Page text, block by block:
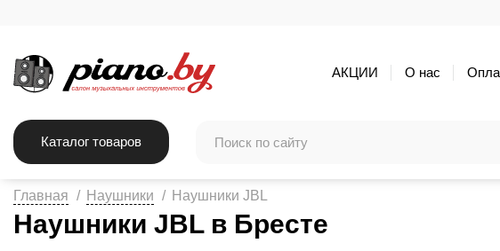
АКЦИИ О нас
Каталог товаров
Главная Наушники Наушники JBL
Наушники JBL в Бресте